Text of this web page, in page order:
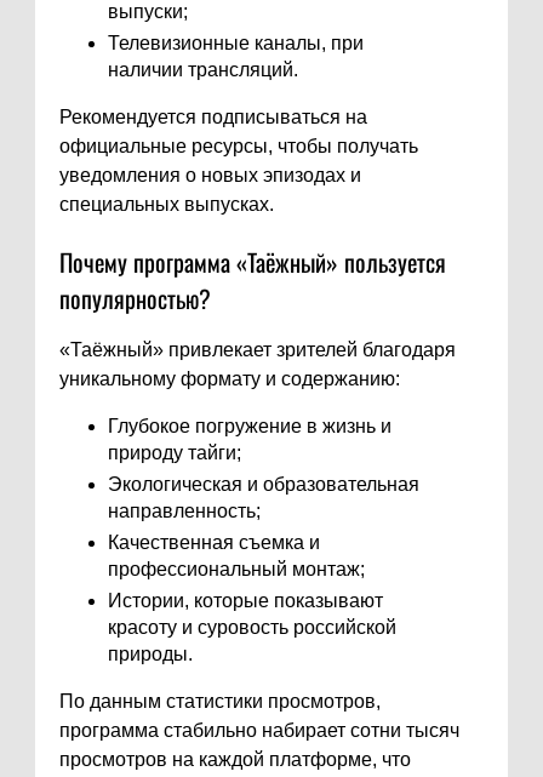
выпуски;
Телевизионные каналы, при
наличии трансляций.
Рекомендуется подписываться на
официальные ресурсы, чтобы получать
уведомления о новых эпизодах и
специальных выпусках.
Почему программа «Таёжный» пользуется
популярностью?
«Таёжный» привлекает зрителей благодаря
уникальному формату и содержанию:
Глубокое погружение в жизнь и
природу тайги;
Экологическая и образовательная
направленность;
Качественная съемка и
профессиональный монтаж;
Истории, которые показывают
красоту и суровость российской
природы.
По данным статистики просмотров,
программа стабильно набирает сотни тысяч
просмотров на каждой платформе, что